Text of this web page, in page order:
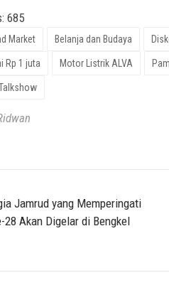
685
Market Belanja dan Budaya
Rp 1 juta Motor Listrik ALVA
Jamrud yang Memperingati
28 Akan Digelar di Bengkel